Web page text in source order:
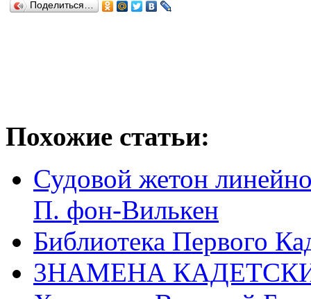
Поделиться…
Похожие статьи:
Судовой жетон
П. фон-Вилькен
Библиотека Первого
3НАМЕНА